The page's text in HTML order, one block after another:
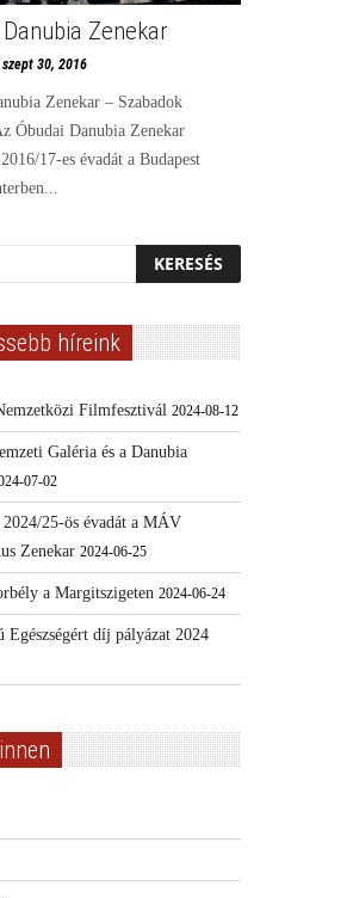
Zenekar
szept 30, 2016
Zenekar – Szabadok
Óbudai Danubia Zenekar
17-es évadát a Budapest
híreink
Filmfesztivál 2024-08-12
Galéria és a Danubia
07-02
2024/25-ös évadát a MÁV
Zenekar 2024-06-25
a Margitszigeten 2024-06-24
Egészségért díj pályázat 2024